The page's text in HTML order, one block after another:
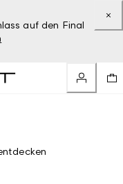
auf den Final